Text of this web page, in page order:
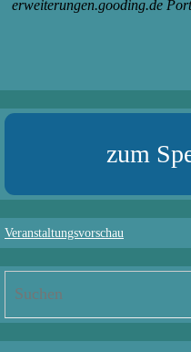
zum
Veranstaltungsvorschau